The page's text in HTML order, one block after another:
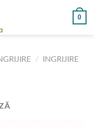
0
/
INGRIJIRE